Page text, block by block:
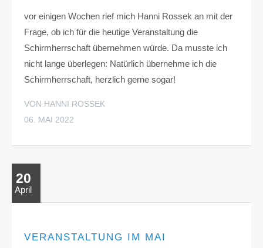
vor einigen Wochen rief mich Hanni Rossek an mit der
Frage, ob ich für die heutige Veranstaltung die
Schirmherrschaft übernehmen würde. Da musste ich
nicht lange überlegen: Natürlich übernehme ich die
Schirmherrschaft, herzlich gerne sogar!
VON HANNI ROSSEK
06. MAI 2022
20
April
VERANSTALTUNG IM MAI